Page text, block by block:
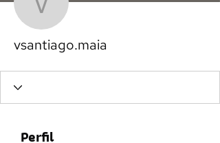
vsantiago.maia
vsantiago.maia
Perfil